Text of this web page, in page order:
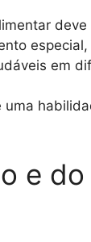
em
e do